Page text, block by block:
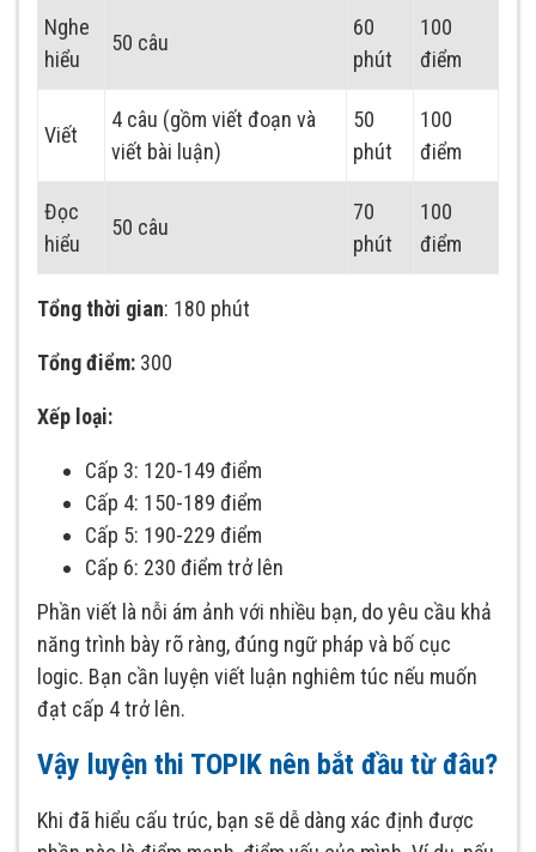
Nghe
hiểu
50 câu
60
phút
100
điểm
Viết
4 câu (gồm viết đoạn và
viết bài luận)
50
phút
100
điểm
Đọc
hiểu
50 câu
70
phút
100
điểm
Tổng thời gian: 180 phút
Tổng điểm: 300
Xếp loại:
Cấp 3: 120-149 điểm
Cấp 4: 150-189 điểm
Cấp 5: 190-229 điểm
Cấp 6: 230 điểm trở lên
Phần viết là nỗi ám ảnh với nhiều bạn, do yêu cầu khả
năng trình bày rõ ràng, đúng ngữ pháp và bố cục
logic. Bạn cần luyện viết luận nghiêm túc nếu muốn
đạt cấp 4 trở lên.
Vậy luyện thi TOPIK nên bắt đầu từ đâu?
Khi đã hiểu cấu trúc, bạn sẽ dễ dàng xác định được